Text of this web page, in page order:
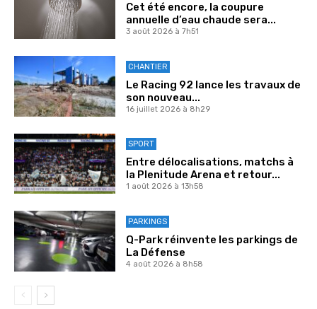
Cet été encore, la coupure
annuelle d’eau chaude sera...
3 août 2026 à 7h51
CHANTIER
Le Racing 92 lance les travaux de
son nouveau...
16 juillet 2026 à 8h29
SPORT
Entre délocalisations, matchs à
la Plenitude Arena et retour...
1 août 2026 à 13h58
PARKINGS
Q-Park réinvente les parkings de
La Défense
4 août 2026 à 8h58